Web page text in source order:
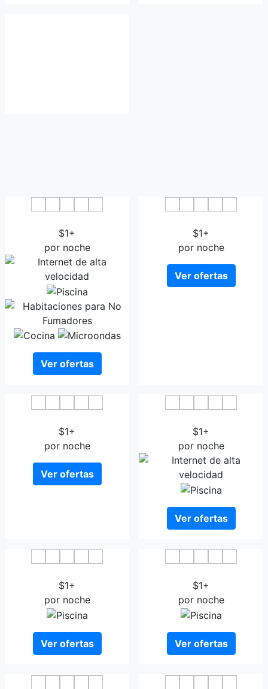
$1+
por noche
Ver ofertas
$1+
por noche
Ver ofertas
$1+
por noche
Ver ofertas
$1+
por noche
Ver ofertas
$1+
por noche
Ver ofertas
$1+
por noche
Ver ofertas